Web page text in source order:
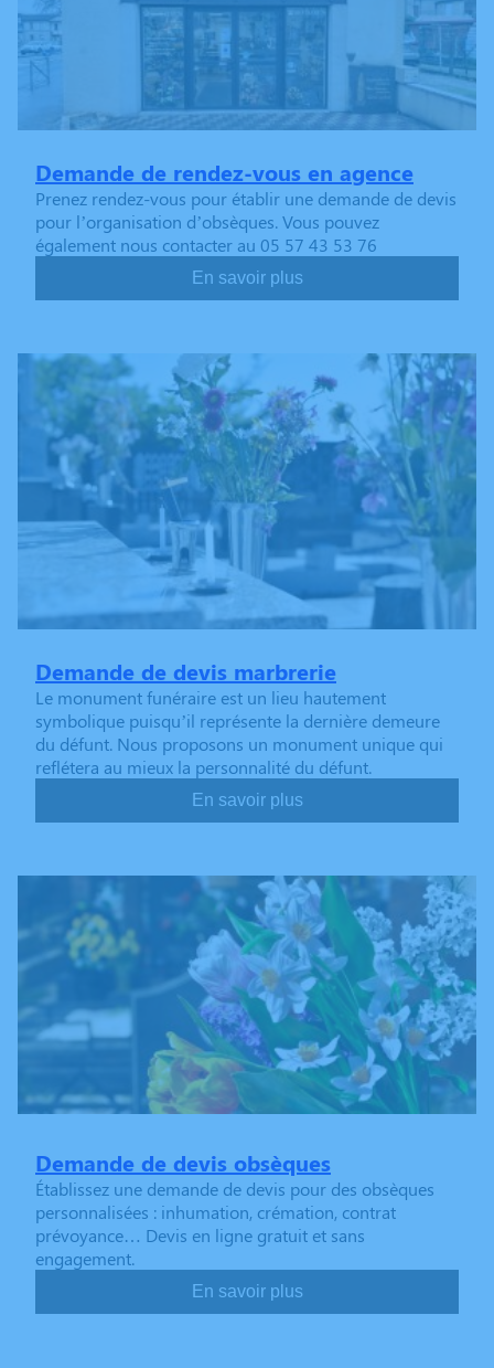
Demande de rendez-vous en agence
Prenez rendez-vous pour établir une demande de devis
pour l’organisation d’obsèques. Vous pouvez
également nous contacter au 05 57 43 53 76
En savoir plus
Demande de devis marbrerie
Le monument funéraire est un lieu hautement
symbolique puisqu’il représente la dernière demeure
du défunt. Nous proposons un monument unique qui
reflétera au mieux la personnalité du défunt.
En savoir plus
Demande de devis obsèques
Établissez une demande de devis pour des obsèques
personnalisées : inhumation, crémation, contrat
prévoyance… Devis en ligne gratuit et sans
engagement.
En savoir plus